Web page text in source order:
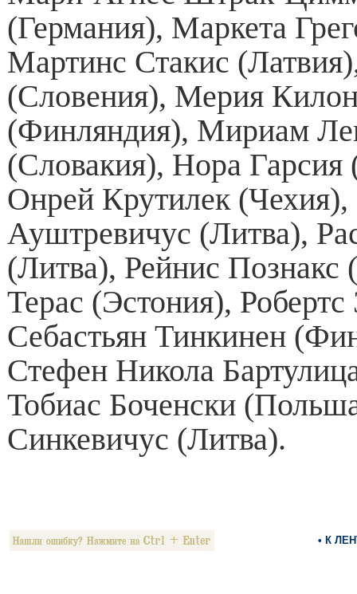
(Германия), Маркета
Мартинс Стакис
(Словения), Мерия
(Финляндия), Мириам
(Словакия), Нора Гарсия
Онрей Крутилек (Чехия),
Ауштревичус (Литва),
(Литва), Рейнис Познакс
Терас (Эстония),
Себастьян Тинкинен
Стефен Никола
Тобиас Боченски
Синкевичус (Литва).
• К